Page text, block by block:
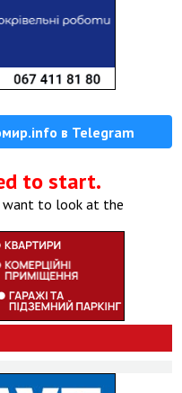
в Telegram
to start.
want to look at the